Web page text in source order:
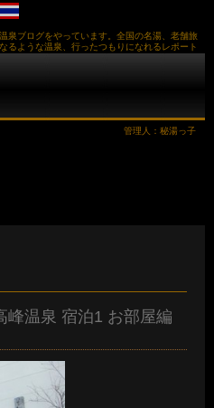
泉ブログをやっています。全国の名湯、老舗旅
るような温泉、行ったつもりになれるレポート
管理人：秘湯っ子
峰温泉 宿泊1 お部屋編